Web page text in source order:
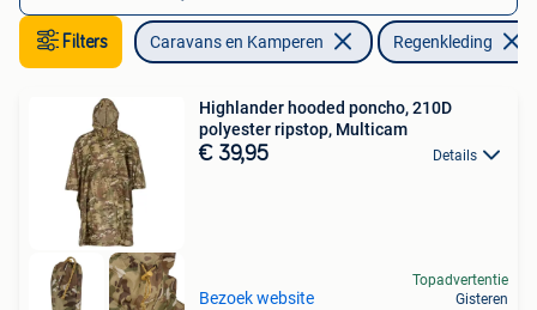
Filters Caravans en Kamperen Regenkleding
Highlander hooded poncho, 210D
polyester ripstop, Multicam
€ 39,95 Details
Bezoek website
Topadvertentie
Gisteren